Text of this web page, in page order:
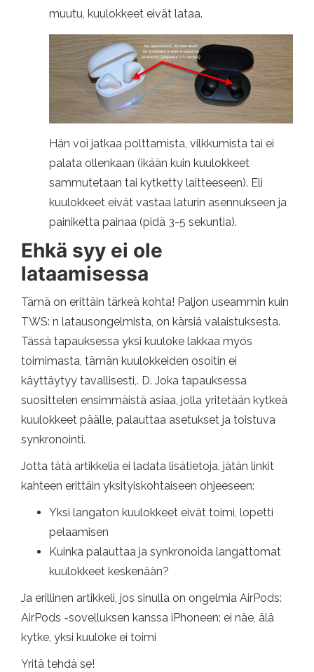
muutu, kuulokkeet eivät lataa.
Hän voi jatkaa polttamista, vilkkumista tai ei
palata ollenkaan (ikään kuin kuulokkeet
sammutetaan tai kytketty laitteeseen). Eli
kuulokkeet eivät vastaa laturin asennukseen ja
painiketta painaa (pidä 3-5 sekuntia).
Ehkä syy ei ole
lataamisessa
Tämä on erittäin tärkeä kohta! Paljon useammin kuin
TWS: n latausongelmista, on kärsiä valaistuksesta.
Tässä tapauksessa yksi kuuloke lakkaa myös
toimimasta, tämän kuulokkeiden osoitin ei
käyttäytyy tavallisesti,. D. Joka tapauksessa
suosittelen ensimmäistä asiaa, jolla yritetään kytkeä
kuulokkeet päälle, palauttaa asetukset ja toistuva
synkronointi.
Jotta tätä artikkelia ei ladata lisätietoja, jätän linkit
kahteen erittäin yksityiskohtaiseen ohjeeseen:
Yksi langaton kuulokkeet eivät toimi, lopetti
pelaamisen
Kuinka palauttaa ja synkronoida langattomat
kuulokkeet keskenään?
Ja erillinen artikkeli, jos sinulla on ongelmia AirPods:
AirPods -sovelluksen kanssa iPhoneen: ei näe, älä
kytke, yksi kuuloke ei toimi
Yritä tehdä se!